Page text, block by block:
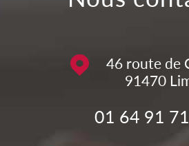
46 route de
91470
01 64 91